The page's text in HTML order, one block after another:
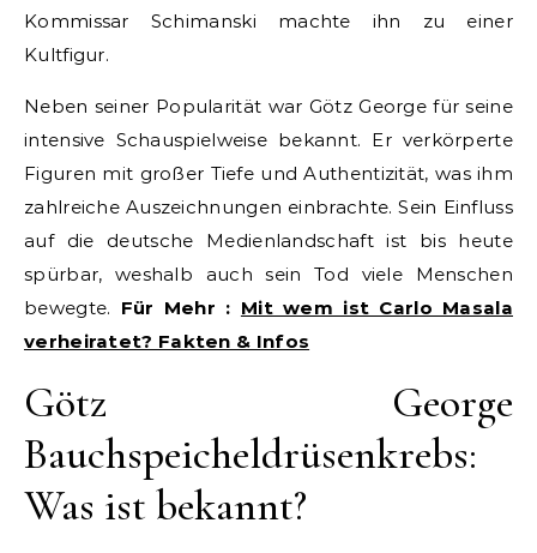
Kommissar Schimanski machte ihn zu einer
Kultfigur.
Neben seiner Popularität war Götz George für seine
intensive Schauspielweise bekannt. Er verkörperte
Figuren mit großer Tiefe und Authentizität, was ihm
zahlreiche Auszeichnungen einbrachte. Sein Einfluss
auf die deutsche Medienlandschaft ist bis heute
spürbar, weshalb auch sein Tod viele Menschen
bewegte. Für Mehr : Mit wem ist Carlo Masala
verheiratet? Fakten & Infos
Götz George
Bauchspeicheldrüsenkrebs:
Was ist bekannt?